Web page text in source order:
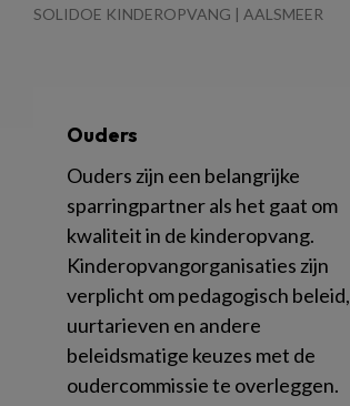
SOLIDOE KINDEROPVANG | AALSMEER
Ouders
Ouders zijn een belangrijke
sparringpartner als het gaat om
kwaliteit in de kinderopvang.
Kinderopvangorganisaties zijn
verplicht om pedagogisch beleid,
uurtarieven en andere
beleidsmatige keuzes met de
oudercommissie te overleggen.